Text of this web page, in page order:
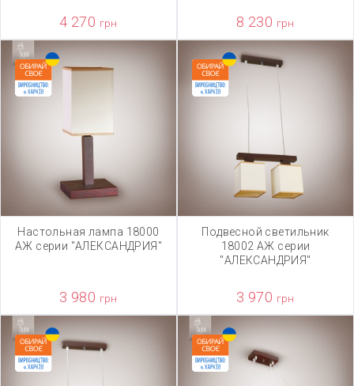
4 270 грн 8 230 грн
Настольная лампа 18000
АЖ серии "АЛЕКСАНДРИЯ"
3 980 грн
Подвесной светильник
18002 АЖ серии
"АЛЕКСАНДРИЯ"
3 970 грн